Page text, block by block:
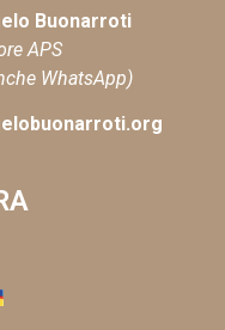
Buonarroti
APS
WhatsApp)